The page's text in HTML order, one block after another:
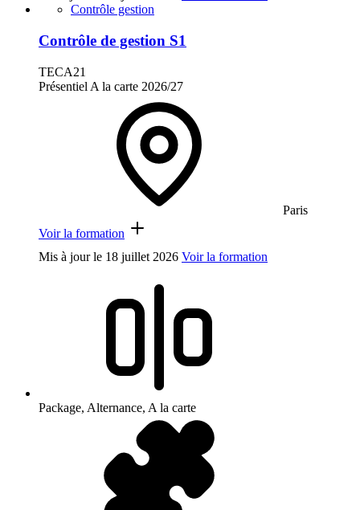
Contrôle gestion
Contrôle de gestion S1
TECA21
Présentiel A la carte 2026/27
Paris
Voir la formation
Mis à jour le 18 juillet 2026 Voir la formation
Package, Alternance, A la carte